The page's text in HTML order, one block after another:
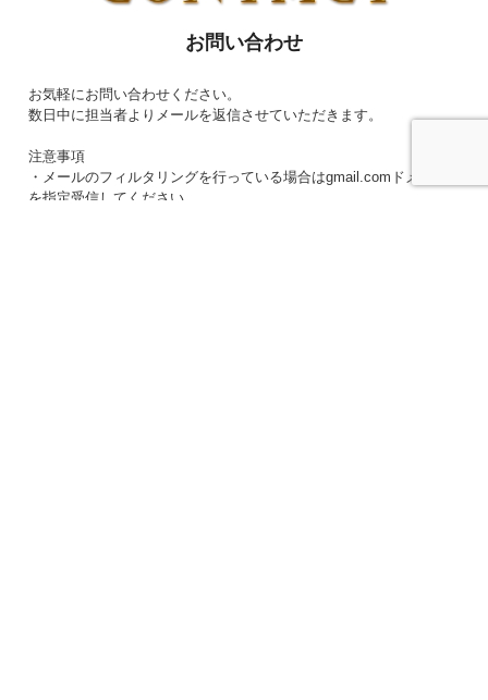
お問い合わせ
お気軽にお問い合わせください。
数日中に担当者よりメールを返信させていただきます。
注意事項
・メールのフィルタリングを行っている場合はgmail.comドメイン
を指定受信してください。